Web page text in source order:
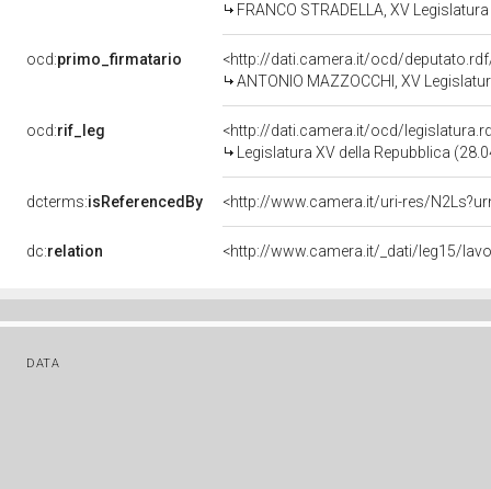
FRANCO STRADELLA, XV
ocd:primo_firmatario
<http://dati.camera.it/ocd/
ANTONIO MAZZOCCHI, XV
ocd:rif_leg
<http://dati.camera.it/ocd/
Legislatura XV della Repubblica
dcterms:isReferencedBy <http://www.camera.it/uri-res/
dc:relation <http://www.camera.it/_dati/leg15/
DATA